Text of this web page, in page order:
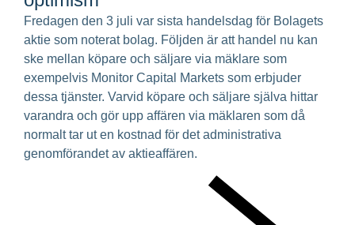
Fredagen den 3 juli var sista handelsdag för Bolagets
aktie som noterat bolag. Följden är att handel nu kan
ske mellan köpare och säljare via mäklare som
exempelvis Monitor Capital Markets som erbjuder
dessa tjänster. Varvid köpare och säljare själva hittar
varandra och gör upp affären via mäklaren som då
normalt tar ut en kostnad för det administrativa
genomförandet av aktieaffären.